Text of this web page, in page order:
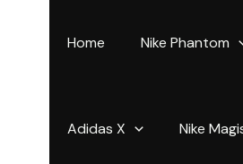
Home Nike Phantom
Adidas X Nike